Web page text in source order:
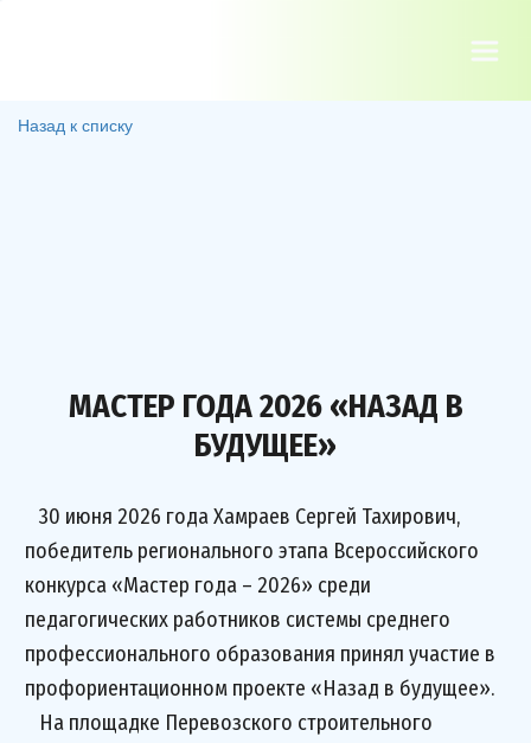
Назад к списку
МАСТЕР ГОДА 2026 «НАЗАД В
БУДУЩЕЕ»
30 июня 2026 года Хамраев Сергей Тахирович,
победитель регионального этапа Всероссийского
конкурса «Мастер года – 2026» среди
педагогических работников системы среднего
профессионального образования принял участие в
профориентационном проекте «Назад в будущее».
На площадке Перевозского строительного